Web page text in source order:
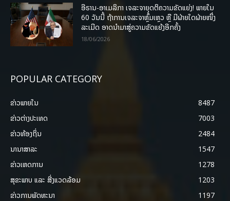
ອີຣານ-ອາເມລິກາ ເຈລະຈາຍຸດຕິຄວາມຂັດແຍ່ງ! ພາຍໃນ
60 ວັນນີ້ ຖ້າການເຈລະຈາຫຼົ້ມເຫຼວ ຫຼື ມີຝ່າຍໃດຝ່າຍໜຶ່ງ
ລະເມີດ ອາດນໍາມາສູ່ຄວາມຂັດແຍ້ງອີກຄັ້ງ
18/06/2026
POPULAR CATEGORY
ຂ່າວພາຍ​ໃນ
8487
ຂ່າວຕ່າງປະເທດ
7003
ຂ່າວທ້ອງຖິ່ນ
2484
ນານາສາລະ
1547
ຂ່າວເຫດການ
1278
ສຸຂະພາບ ແລະ ສີ່ງແວດລ້ອມ
1203
ຂ່າວການພັດທະນາ
1197